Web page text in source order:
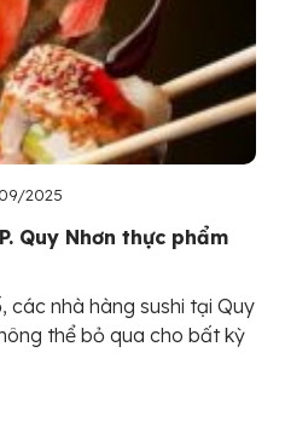
2025
Quy Nhơn thực phẩm
các nhà hàng sushi tại Quy
thể bỏ qua cho bất kỳ